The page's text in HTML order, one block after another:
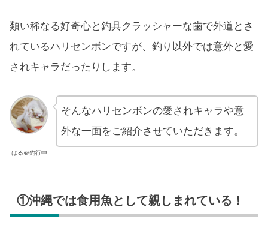
類い稀なる好奇心と釣具クラッシャーな歯で外道とさ
れているハリセンボンですが、釣り以外では意外と愛
されキャラだったりします。
はる＠釣行中
そんなハリセンボンの愛されキャラや意
外な一面をご紹介させていただきます。
①沖縄では食用魚として親しまれている！